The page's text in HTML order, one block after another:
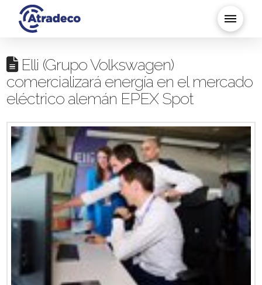
Elli (Grupo Volkswagen)
comercializará energía en el mercado
eléctrico alemán EPEX Spot